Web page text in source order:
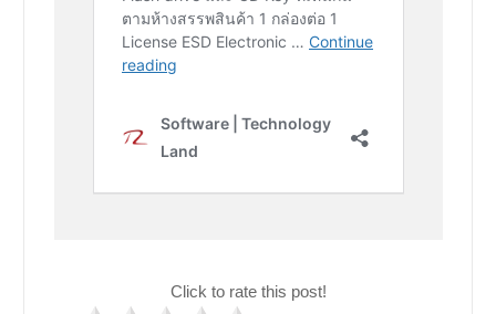
Click to rate this post!